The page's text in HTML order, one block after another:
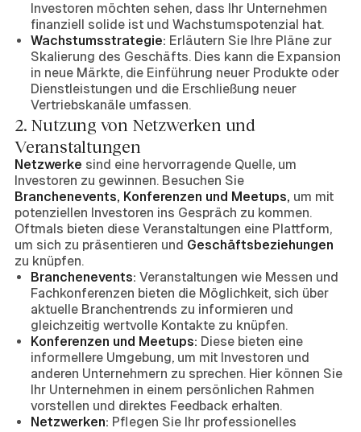
Investoren möchten sehen, dass Ihr Unternehmen
finanziell solide ist und Wachstumspotenzial hat.
Wachstumsstrategie: Erläutern Sie Ihre Pläne zur
Skalierung des Geschäfts. Dies kann die Expansion
in neue Märkte, die Einführung neuer Produkte oder
Dienstleistungen und die Erschließung neuer
Vertriebskanäle umfassen.
2. Nutzung von Netzwerken und
Veranstaltungen
Netzwerke sind eine hervorragende Quelle, um
Investoren zu gewinnen. Besuchen Sie
Branchenevents, Konferenzen und Meetups, um mit
potenziellen Investoren ins Gespräch zu kommen.
Oftmals bieten diese Veranstaltungen eine Plattform,
um sich zu präsentieren und Geschäftsbeziehungen
zu knüpfen.
Branchenevents: Veranstaltungen wie Messen und
Fachkonferenzen bieten die Möglichkeit, sich über
aktuelle Branchentrends zu informieren und
gleichzeitig wertvolle Kontakte zu knüpfen.
Konferenzen und Meetups: Diese bieten eine
informellere Umgebung, um mit Investoren und
anderen Unternehmern zu sprechen. Hier können Sie
Ihr Unternehmen in einem persönlichen Rahmen
vorstellen und direktes Feedback erhalten.
Netzwerken: Pflegen Sie Ihr professionelles